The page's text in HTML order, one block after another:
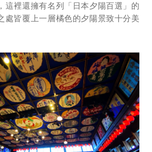
這裡還擁有名列「日本夕陽百選」的
處皆覆上一層橘色的夕陽景致十分美